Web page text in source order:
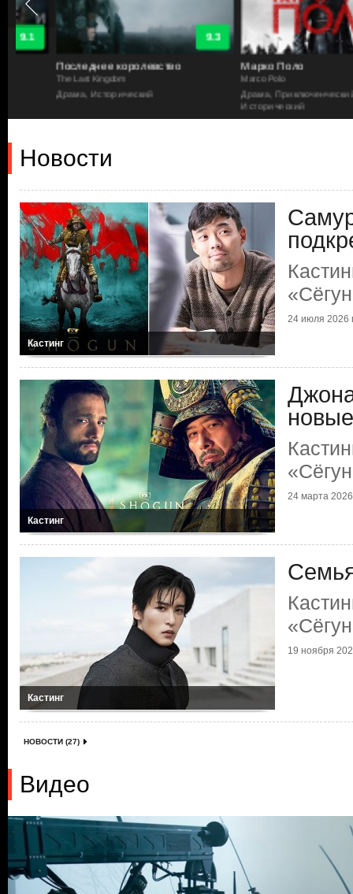
9.3
Последнее королевство
The Last Kingdom
Драма, Исторический
Марко Поло
Marco Polo
Драма, Приключенческий,
Исторический
Новости
Кастинг
24 июля 2026
Кастинг
24 марта 2026
Кастинг
19 ноября
НОВОСТИ (27)
Видео